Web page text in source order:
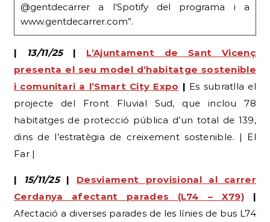
@gentdecarrer a l’Spotify del programa i a
www.gentdecarrer.com”.
| 13/11/25| L’Ajuntament de Sant Vicenç
presenta el seu model d’habitatge sostenible
i comunitari a l’Smart City Expo | Es subratlla el
projecte del Front Fluvial Sud, que inclou 78
habitatges de protecció pública d’un total de 139,
dins de l’estratègia de creixement sostenible. | El
Far |
| 15/11/25| Desviament provisional al carrer
Cerdanya afectant parades (L74 – X79) |
Afectació a diverses parades de les línies de bus L74